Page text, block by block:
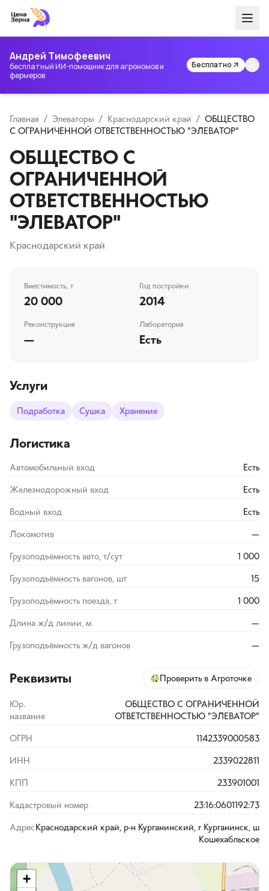
Андрей Тимофеевич
бесплатный ИИ-помощник для агрономов и
фермеров
Бесплатно
Главная / Элеваторы / Краснодарский край / ОБЩЕСТВО
С ОГРАНИЧЕННОЙ ОТВЕТСТВЕННОСТЬЮ "ЭЛЕВАТОР"
ОБЩЕСТВО С
ОГРАНИЧЕННОЙ
ОТВЕТСТВЕННОСТЬЮ
"ЭЛЕВАТОР"
Краснодарский край
Вместимость, т
20 000
Год постройки
2014
Реконструкция
—
Лаборатория
Есть
Услуги
Подработка Сушка Хранение
Логистика
Автомобильный вход Есть
Железнодорожный вход Есть
Водный вход Есть
Локомотив —
Грузоподъёмность авто, т/сут 1 000
Грузоподъёмность вагонов, шт 15
Грузоподъёмность поезда, т 1 000
Длина ж/д линии, м —
Грузоподъёмность ж/д вагонов —
Реквизиты Проверить в Агроточке
Юр.
название
ОБЩЕСТВО С ОГРАНИЧЕННОЙ
ОТВЕТСТВЕННОСТЬЮ "ЭЛЕВАТОР"
ОГРН 1142339000583
ИНН 2339022811
КПП 233901001
Кадастровый номер 23:16:0601192:73
АдресКраснодарский край, р-н Курганинский, г Курганинск, ш
Кошехабльское
+